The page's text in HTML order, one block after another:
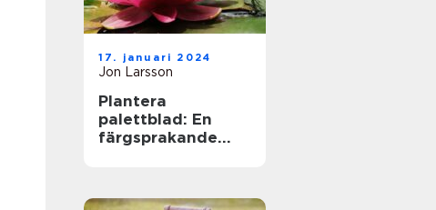
17. januari 2024
Jon Larsson
Plantera
palettblad: En
färgsprakande